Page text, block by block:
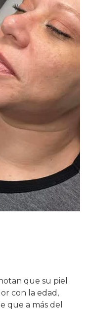
que su piel
con la edad,
que a más del